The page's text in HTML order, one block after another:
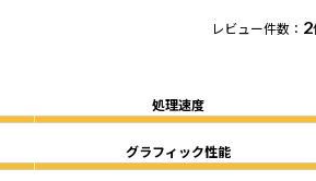
レビュー件数： 2
処理速度
グラフィック性能